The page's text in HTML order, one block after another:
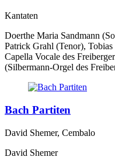
Kantaten
Doerthe Maria Sandmann
Patrick Grahl (Tenor),
Capella Vocale des
(Silbermann-Orgel des
Bach Partiten
David Shemer, Cembalo
David Shemer